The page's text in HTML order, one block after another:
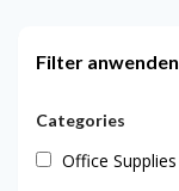
Filter anwenden
Categories
Office Supplies